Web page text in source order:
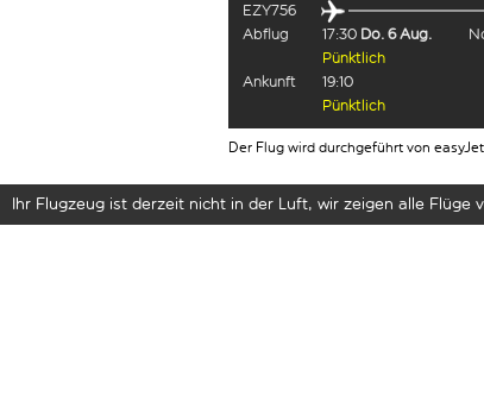
EZY756
Abflug
17:30 Do. 6 Aug.
Pünktlich
Ankunft
19:10
Pünktlich
Der Flug wird durchgeführt von
Ihr Flugzeug ist derzeit nicht in der Luft, wir zeigen alle Flüge